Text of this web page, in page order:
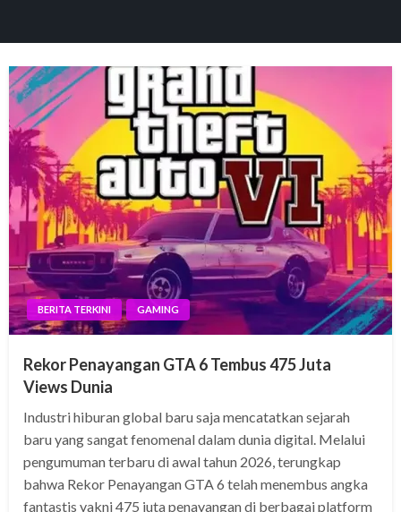
BERITA TERKINI GAMING
Rekor Penayangan GTA 6 Tembus 475 Juta
Views Dunia
Industri hiburan global baru saja mencatatkan sejarah
baru yang sangat fenomenal dalam dunia digital. Melalui
pengumuman terbaru di awal tahun 2026, terungkap
bahwa Rekor Penayangan GTA 6 telah menembus angka
fantastis yakni 475 juta penayangan di berbagai platform